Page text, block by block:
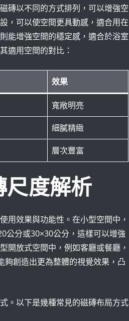
磚以不同的方式排列，可以增強空
，可以使空間更具動感，適合用在
能增強空間的穩定感，適合於浴室
適用空間的對比：
效果
寬敞明亮
細膩精緻
層次豐富
尺度解析
用效果與功能性。在小型空間中，
公分或30×30公分，這樣可以增強
開放式空間中，例如客廳或餐廳，
夠創造出更為整體的視覺效果，凸
。以下是幾種常見的磁磚布局方式